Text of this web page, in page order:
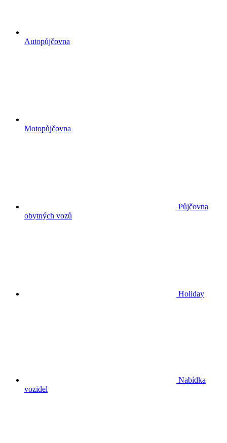
Autopůjčovna
Motopůjčovna
Půjčovna
obytných vozů
Holiday
Nabídka
vozidel